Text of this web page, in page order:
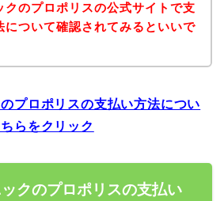
クのプロポリスの公式サイトで支
について確認されてみるといいで
プロポリスの支払い方法につい
らをクリック
クのプロポリスの支払い